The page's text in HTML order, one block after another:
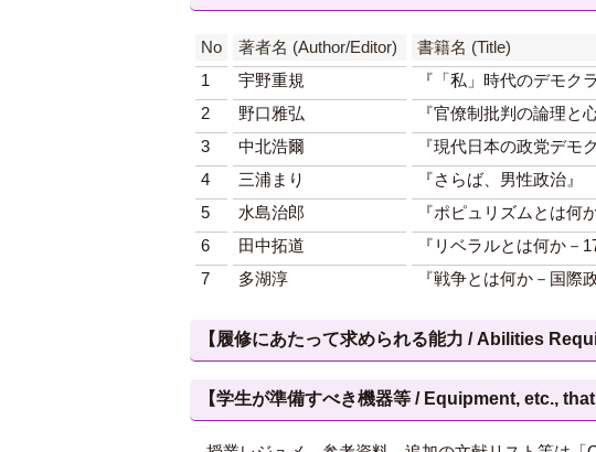
No 著者名 (Author/Editor) 書籍名 (Title)
1
宇野重規 『「私」時代のデモク
2
野口雅弘 『官僚制批判の論理と
3
中北浩爾 『現代日本の政党デモ
4
三浦まり 『さらば、男性政治』
5
水島治郎 『ポピュリズムとは何
6
田中拓道 『リベラルとは何か－
7
多湖淳 『戦争とは何か－国際
【履修にあたって求められる能力 / Abilities
【学生が準備すべき機器等 / Equipment, etc.,